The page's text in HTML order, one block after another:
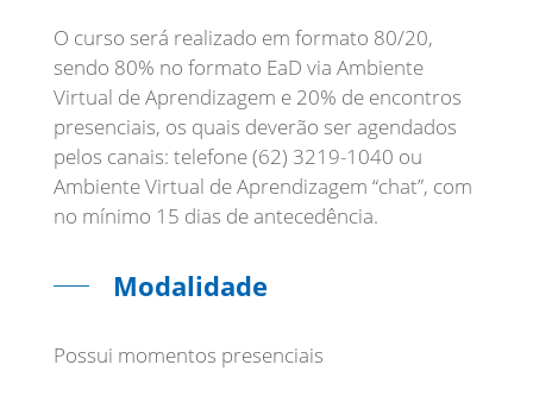
O curso será realizado em formato 80/20,
sendo 80% no formato EaD via Ambiente
Virtual de Aprendizagem e 20% de encontros
presenciais, os quais deverão ser agendados
pelos canais: telefone (62) 3219-1040 ou
Ambiente Virtual de Aprendizagem “chat”, com
no mínimo 15 dias de antecedência.
Modalidade
Possui momentos presenciais